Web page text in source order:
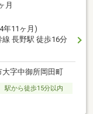
月
年11ヶ月)
線 長野駅 徒歩16分
字中御所岡田町
駅から徒歩15分以内